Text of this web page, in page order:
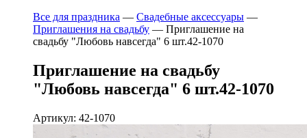
Все для праздника — Свадебные аксессуары —
Приглашения на свадьбу — Приглашение на
свадьбу "Любовь навсегда" 6 шт.42-1070
Приглашение на свадьбу
"Любовь навсегда" 6 шт.42-1070
Артикул: 42-1070